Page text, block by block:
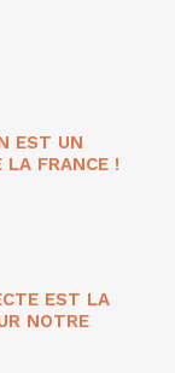
EST UN
LA FRANCE !
EST LA
NOTRE